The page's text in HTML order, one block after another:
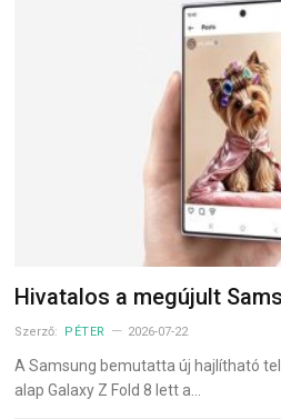
Hivatalos a megújult
Szerző: PÉTER 2026-07-22
A Samsung bemutatta új hajlítható
alap Galaxy Z Fold 8 lett a…